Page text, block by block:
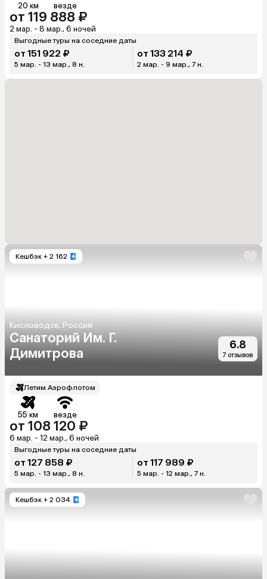
20 км везде
от 119 888 ₽
2 мар. - 8 мар., 6 ночей
Выгодные туры на соседние даты
от 151 922 ₽
5 мар. - 13 мар., 8 н.
от 133 214 ₽
2 мар. - 9 мар., 7 н.
Кешбэк + 2 162
Кисловодск, Россия
Санаторий Им. Г.
Димитрова
6.8
7 отзывов
Летим Аэрофлотом
55 км везде
от 108 120 ₽
6 мар. - 12 мар., 6 ночей
Выгодные туры на соседние даты
от 127 858 ₽
5 мар. - 13 мар., 8 н.
от 117 989 ₽
5 мар. - 12 мар., 7 н.
Кешбэк + 2 034